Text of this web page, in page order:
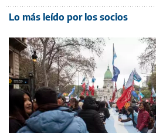
Lo más leído por los socios